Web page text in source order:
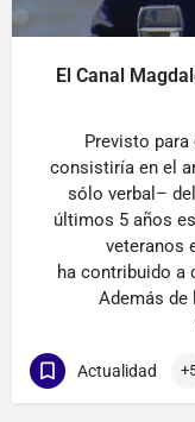
El Canal
Previsto para
consistiría en el
sólo verbal–
últimos 5 años
veteranos
ha contribuido a
Además de
Actualidad